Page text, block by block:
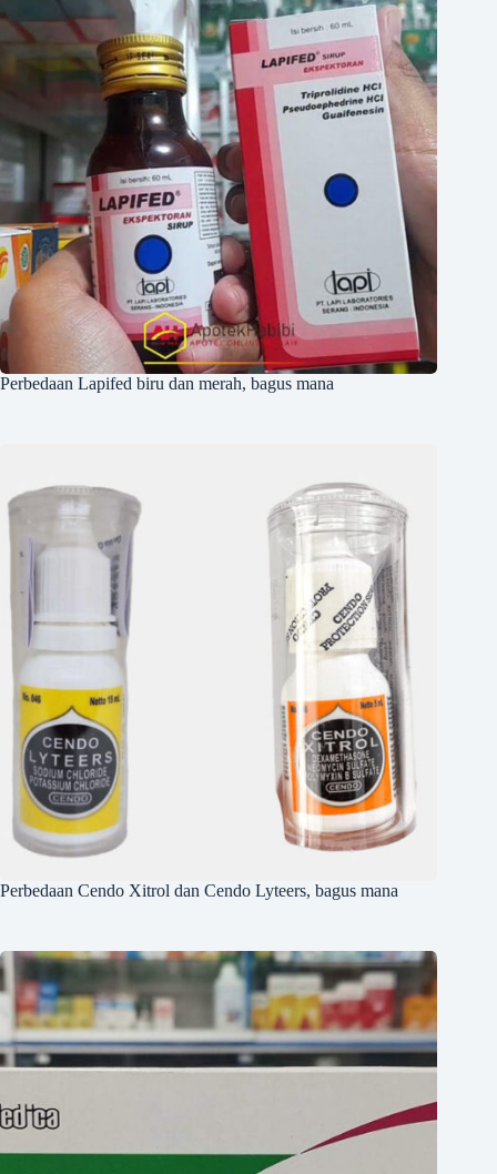
Perbedaan Lapifed biru dan merah, bagus mana
Perbedaan Cendo Xitrol dan Cendo Lyteers, bagus mana